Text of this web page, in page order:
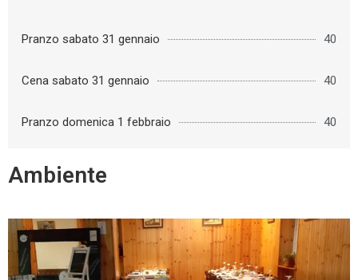
Pranzo sabato 31 gennaio 40
Cena sabato 31 gennaio 40
Pranzo domenica 1 febbraio 40
Ambiente